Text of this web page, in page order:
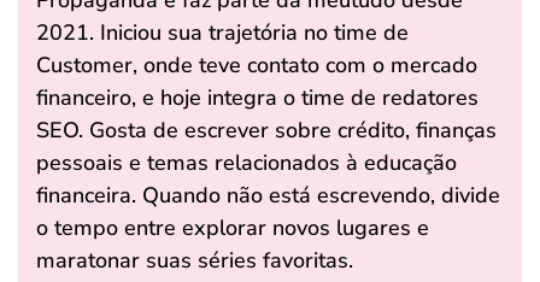
2021. Iniciou sua trajetória no time de
Customer, onde teve contato com o mercado
financeiro, e hoje integra o time de redatores
SEO. Gosta de escrever sobre crédito, finanças
pessoais e temas relacionados à educação
financeira. Quando não está escrevendo, divide
o tempo entre explorar novos lugares e
maratonar suas séries favoritas.